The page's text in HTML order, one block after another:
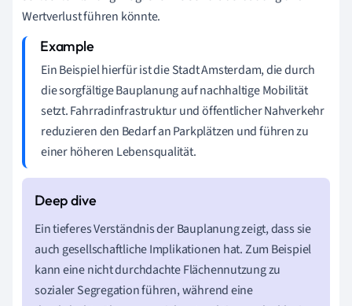
Wertverlust führen könnte.
Ein Beispiel hierfür ist die Stadt Amsterdam, die durch
die sorgfältige Bauplanung auf nachhaltige Mobilität
setzt. Fahrradinfrastruktur und öffentlicher Nahverkehr
reduzieren den Bedarf an Parkplätzen und führen zu
einer höheren Lebensqualität.
Ein tieferes Verständnis der Bauplanung zeigt, dass sie
auch gesellschaftliche Implikationen hat. Zum Beispiel
kann eine nicht durchdachte Flächennutzung zu
sozialer Segregation führen, während eine